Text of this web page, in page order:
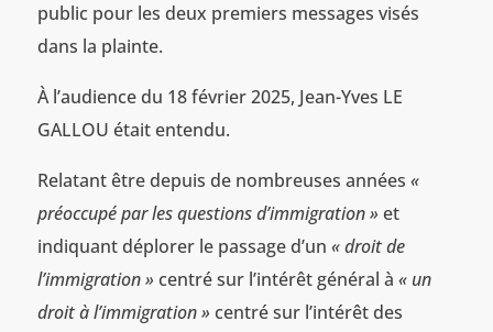
public pour les deux premiers messages visés
dans la plainte.
À l’audience du 18 février 2025, Jean-Yves LE
GALLOU était entendu.
Relatant être depuis de nombreuses années «
préoccupé par les questions d’immigration » et
indiquant déplorer le passage d’un « droit de
l’immigration » centré sur l’intérêt général à « un
droit à l’immigration » centré sur l’intérêt des